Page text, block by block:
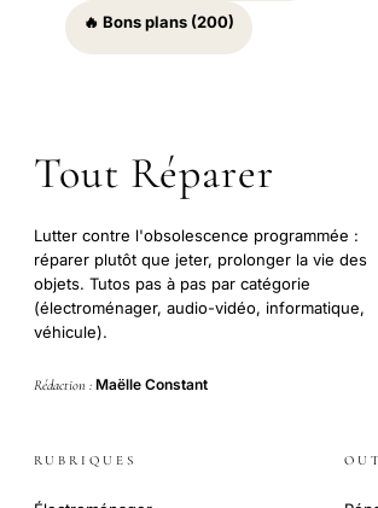
🔥 Bons plans (200)
Tout Réparer
Lutter contre l'obsolescence programmée :
réparer plutôt que jeter, prolonger la vie des
objets. Tutos pas à pas par catégorie
(électroménager, audio-vidéo, informatique,
véhicule).
Rédaction : Maëlle Constant
RUBRIQUES